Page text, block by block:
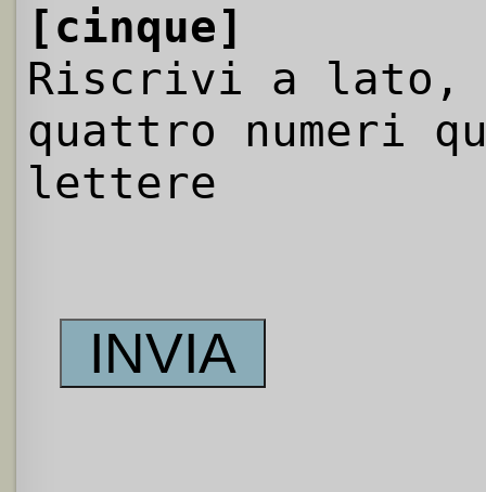
[cinque]
Riscrivi a
quattro numeri
lettere